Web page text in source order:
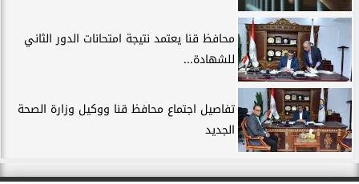
محافظ قنا يعتمد نتيجة امتحانات الدور الثاني
للشهادة...
تفاصيل اجتماع محافظ قنا ووكيل وزارة الصحة
الجديد